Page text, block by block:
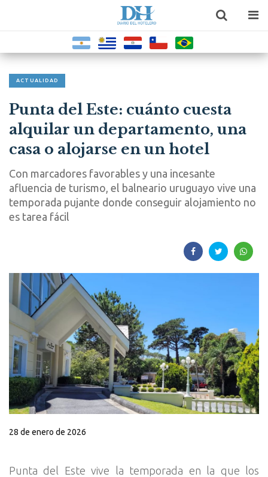
ACTUALIDAD
Punta del Este: cuánto cuesta
alquilar un departamento, una
casa o alojarse en un hotel
Con marcadores favorables y una incesante
afluencia de turismo, el balneario uruguayo vive una
temporada pujante donde conseguir alojamiento no
es tarea fácil
28 de enero de 2026
Punta del Este vive la temporada en la que los